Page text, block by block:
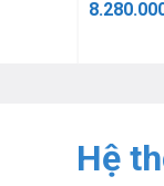
Hệ